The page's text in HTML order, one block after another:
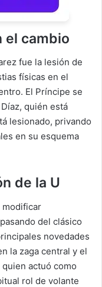
el cambio
fue la lesión de
físicas en el
El Príncipe se
quién está
lesionado, privando
en su esquema
de la U
modificar
del clásico
novedades
la zaga central y el
actuó como
rol de volante